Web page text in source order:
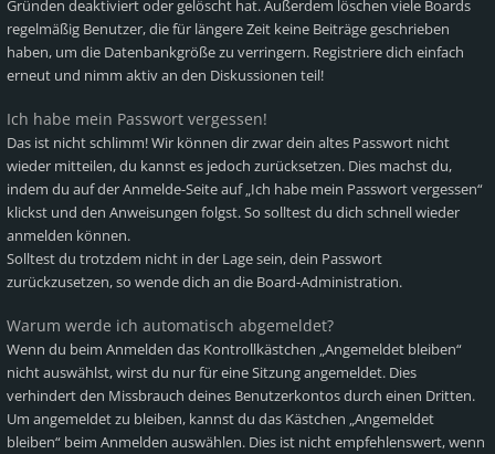
Gründen deaktiviert oder gelöscht hat. Außerdem löschen viele Boards
regelmäßig Benutzer, die für längere Zeit keine Beiträge geschrieben
haben, um die Datenbankgröße zu verringern. Registriere dich einfach
erneut und nimm aktiv an den Diskussionen teil!
Ich habe mein Passwort vergessen!
Das ist nicht schlimm! Wir können dir zwar dein altes Passwort nicht
wieder mitteilen, du kannst es jedoch zurücksetzen. Dies machst du,
indem du auf der Anmelde-Seite auf „Ich habe mein Passwort vergessen“
klickst und den Anweisungen folgst. So solltest du dich schnell wieder
anmelden können.
Solltest du trotzdem nicht in der Lage sein, dein Passwort
zurückzusetzen, so wende dich an die Board-Administration.
Warum werde ich automatisch abgemeldet?
Wenn du beim Anmelden das Kontrollkästchen „Angemeldet bleiben“
nicht auswählst, wirst du nur für eine Sitzung angemeldet. Dies
verhindert den Missbrauch deines Benutzerkontos durch einen Dritten.
Um angemeldet zu bleiben, kannst du das Kästchen „Angemeldet
bleiben“ beim Anmelden auswählen. Dies ist nicht empfehlenswert, wenn